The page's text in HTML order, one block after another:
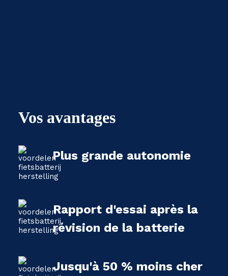
Vos avantages
Plus grande autonomie
Rapport d'essai après la
révision de la batterie
Jusqu'à 50 % moins cher